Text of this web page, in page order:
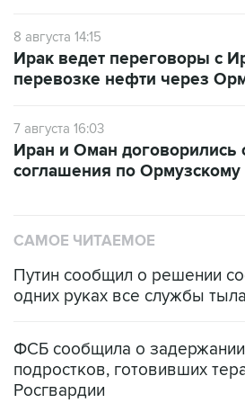
8 августа 14:15
Ирак ведет переговоры с
перевозке нефти через
7 августа 16:03
Иран и Оман договорились
соглашения по Ормузскому
САМОЕ ЧИТАЕМОЕ
Путин сообщил о решении
одних руках все службы
ФСБ сообщила о
подростков, готовивших
Росгвардии